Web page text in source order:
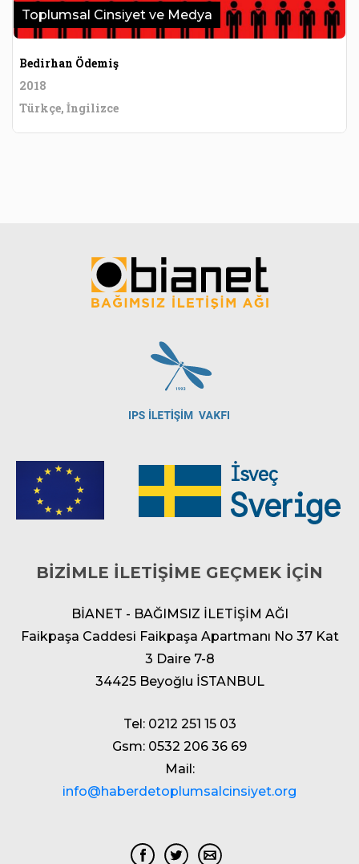
Toplumsal Cinsiyet ve Medya
Bedirhan Ödemiş
2018
Türkçe, İngilizce
BİZİMLE İLETİŞİME GEÇMEK İÇİN
BİANET - BAĞIMSIZ İLETİŞİM AĞI
Faikpaşa Caddesi Faikpaşa Apartmanı No 37 Kat
3 Daire 7-8
34425 Beyoğlu İSTANBUL
Tel: 0212 251 15 03
Gsm: 0532 206 36 69
Mail:
info@haberdetoplumsalcinsiyet.org